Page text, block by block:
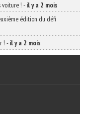
voiture ! -il y a 2 mois
édition du défi
! -il y a 2 mois